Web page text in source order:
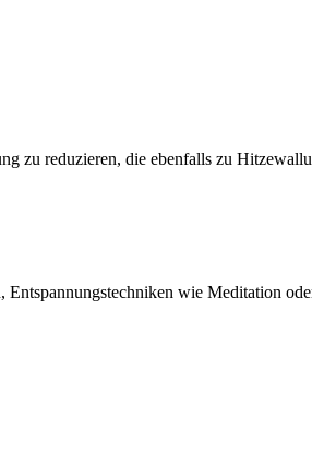
zu reduzieren, die ebenfalls zu
wie Meditation